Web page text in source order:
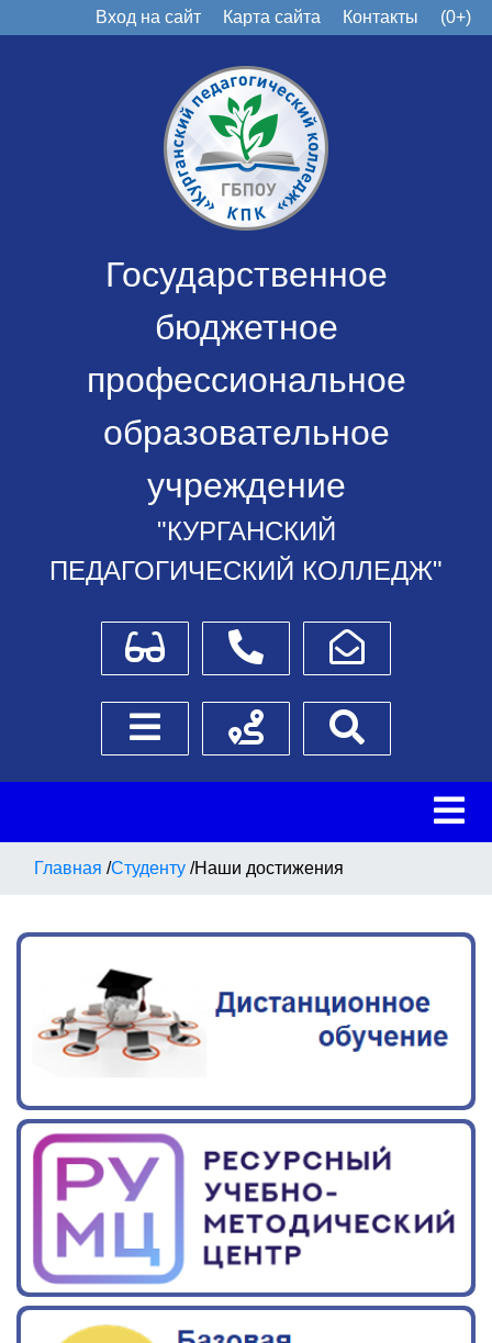
Вход на сайт Карта сайта Контакты (0+)
Государственное
бюджетное
профессиональное
образовательное
учреждение
"КУРГАНСКИЙ
ПЕДАГОГИЧЕСКИЙ КОЛЛЕДЖ"
Для слабовидящихТелефоныНаписать обращение
Боковое менюСхема проезда
Главная /Студенту /Наши достижения